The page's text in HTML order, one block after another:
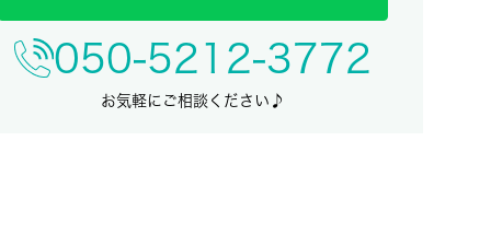
050-5212-3772
お気軽にご相談ください♪